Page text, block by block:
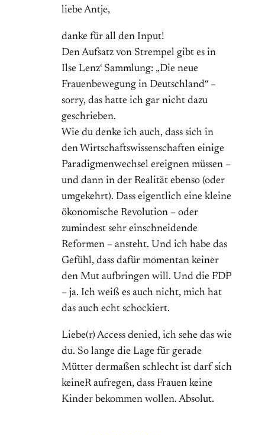
liebe Antje,
danke für all den Input!
Den Aufsatz von Strempel gibt es in
Ilse Lenz‘ Sammlung: „Die neue
Frauenbewegung in Deutschland“ –
sorry, das hatte ich gar nicht dazu
geschrieben.
Wie du denke ich auch, dass sich in
den Wirtschaftswissenschaften einige
Paradigmenwechsel ereignen müssen –
und dann in der Realität ebenso (oder
umgekehrt). Dass eigentlich eine kleine
ökonomische Revolution – oder
zumindest sehr einschneidende
Reformen – ansteht. Und ich habe das
Gefühl, dass dafür momentan keiner
den Mut aufbringen will. Und die FDP
– ja. Ich weiß es auch nicht, mich hat
das auch echt schockiert.
Liebe(r) Access denied, ich sehe das wie
du. So lange die Lage für gerade
Mütter dermaßen schlecht ist darf sich
keineR aufregen, dass Frauen keine
Kinder bekommen wollen. Absolut.